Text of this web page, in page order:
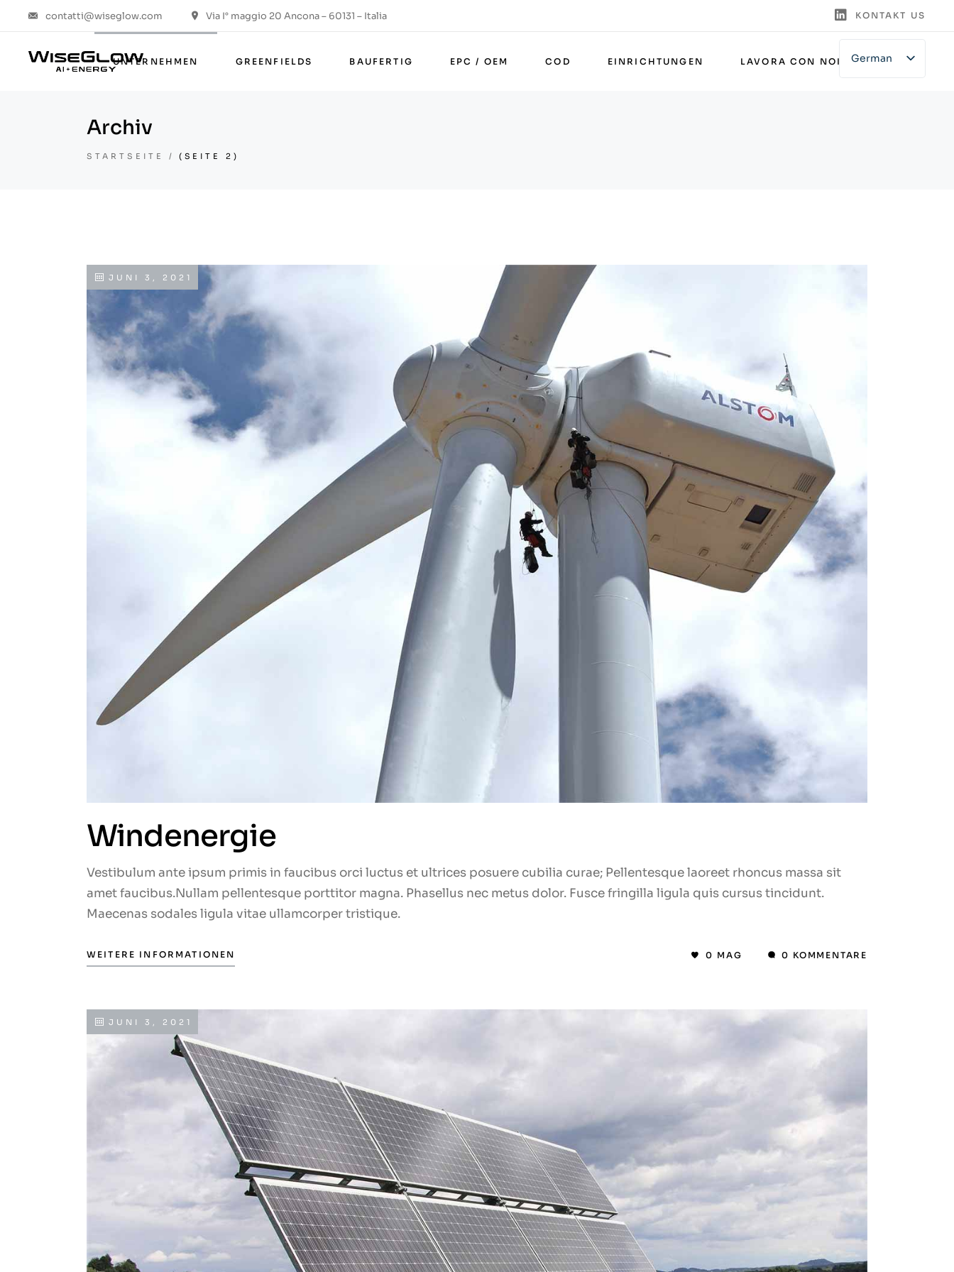
contatti@wiseglow.com Via I° maggio 20 Ancona – 60131 – Italia KONTAKT US
UNTERNEHMEN
Über uns
GREENFIELDS BAUFERTIG EPC / OEM COD EINRICHTUNGEN LAVORA CON NOI
German
English
Über uns
Werte & ESG
Archiv
STARTSEITE (SEITE 2)
JUNI 3, 2021
Windenergie
Vestibulum ante ipsum primis in faucibus orci luctus et ultrices posuere cubilia curae; Pellentesque laoreet rhoncus massa sit
amet faucibus.Nullam pellentesque porttitor magna. Phasellus nec metus dolor. Fusce fringilla ligula quis cursus tincidunt.
Maecenas sodales ligula vitae ullamcorper tristique.
WEITERE INFORMATIONEN 0 MAG 0 KOMMENTARE
JUNI 3, 2021